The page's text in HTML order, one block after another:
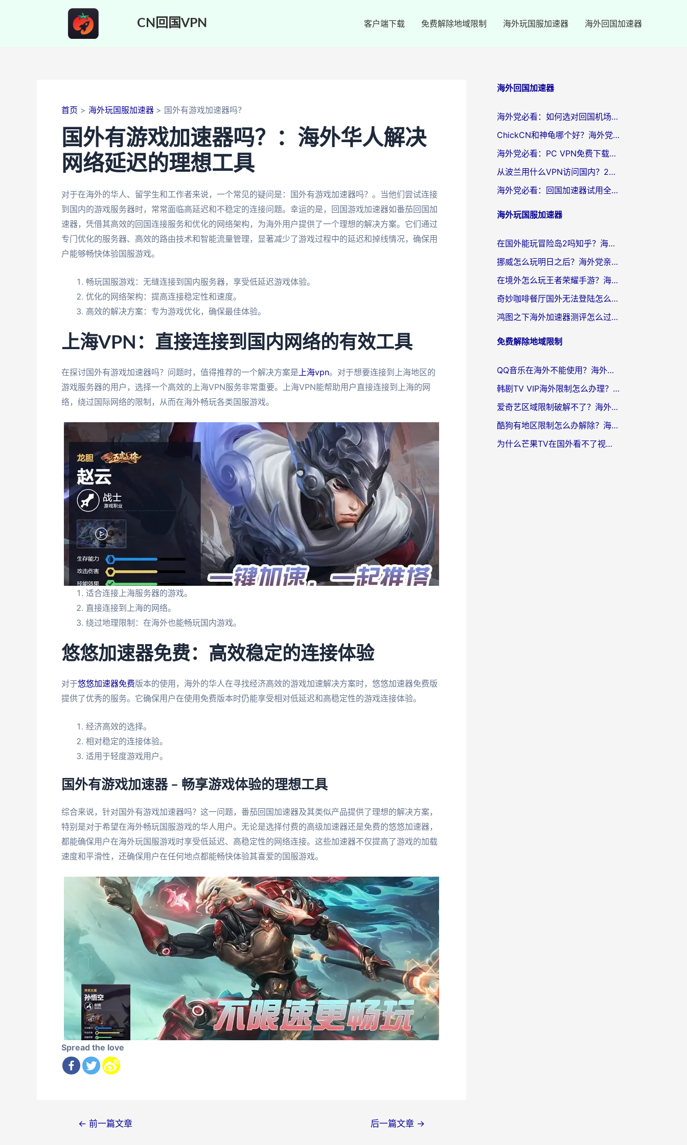
CN回国VPN 客户端下载 免费解除地域限制 海外玩国服加速器 海外回国加速器
首页 海外玩国服加速器 国外有游戏加速器吗？
国外有游戏加速器吗？：海外华人解决
网络延迟的理想工具
对于在海外的华人、留学生和工作者来说，一个常见的疑问是：国外有游戏加速器吗？。当他们尝试连接
到国内的游戏服务器时，常常面临高延迟和不稳定的连接问题。幸运的是，回国游戏加速器如番茄回国加
速器，凭借其高效的回国连接服务和优化的网络架构，为海外用户提供了一个理想的解决方案。它们通过
专门优化的服务器、高效的路由技术和智能流量管理，显著减少了游戏过程中的延迟和掉线情况，确保用
户能够畅快体验国服游戏。
畅玩国服游戏：无缝连接到国内服务器，享受低延迟游戏体验。
优化的网络架构：提高连接稳定性和速度。
高效的解决方案：专为游戏优化，确保最佳体验。
上海VPN：直接连接到国内网络的有效工具
在探讨国外有游戏加速器吗？问题时，值得推荐的一个解决方案是 上海vpn。对于想要连接到上海地区的
游戏服务器的用户，选择一个高效的上海VPN服务非常重要。上海VPN能帮助用户直接连接到上海的网
络，绕过国际网络的限制，从而在海外畅玩各类国服游戏。
适合连接上海服务器的游戏。
直接连接到上海的网络。
绕过地理限制：在海外也能畅玩国内游戏。
悠悠加速器免费：高效稳定的连接体验
对于悠悠加速器免费版本的使用，海外的华人在寻找经济高效的游戏加速解决方案时，悠悠加速器免费版
提供了优秀的服务。它确保用户在使用免费版本时仍能享受相对低延迟和高稳定性的游戏连接体验。
经济高效的选择。
相对稳定的连接体验。
适用于轻度游戏用户。
国外有游戏加速器 – 畅享游戏体验的理想工具
综合来说，针对国外有游戏加速器吗？这一问题，番茄回国加速器及其类似产品提供了理想的解决方案，
特别是对于希望在海外畅玩国服游戏的华人用户。无论是选择付费的高级加速器还是免费的悠悠加速器，
都能确保用户在海外玩国服游戏时享受低延迟、高稳定性的网络连接。这些加速器不仅提高了游戏的加载
速度和平滑性，还确保用户在任何地点都能畅快体验其喜爱的国服游戏。
Spread the love
← 前一篇文章 后一篇文章 →
海外回国加速器
海外党必看：如何选对回国机场ssr？3步解决国内资源访问难题
ChickCN和神龟哪个好？海外党亲测回国加速器的实用攻略
海外党必看：PC VPN免费下载？别踩坑！3步选对回国加速器无缝刷国内资源
从波兰用什么VPN访问国内？2026实测有效的无缝回国方案
海外党必看：回国加速器试用全攻略，无缝刷国内剧玩游戏不再难
海外玩国服加速器
在国外能玩冒险岛2吗知乎？海外党亲测有效的国服游戏加速指南
挪威怎么玩明日之后？海外党亲测有效的国服游戏加速指南
在境外怎么玩王者荣耀手游？海外党不卡顿的终极加速器选择指南
奇妙咖啡餐厅国外无法登陆怎么办？海外党必看的国服游戏加速全攻略
鸿图之下海外加速器测评怎么过？老玩家亲测有效的选择指南
免费解除地域限制
QQ音乐在海外不能使用？海外党亲测有效的回国加速解决方案来了
韩剧TV VIP海外限制怎么办理？海外党追剧看国内内容的实用指南
爱奇艺区域限制破解不了？海外党亲测有效的回国加速方案来了
酷狗有地区限制怎么办解除？海外党看国内剧听音乐的实用加速器指南
为什么芒果TV在国外看不了视频了？海外党追剧的终极解决方案来了